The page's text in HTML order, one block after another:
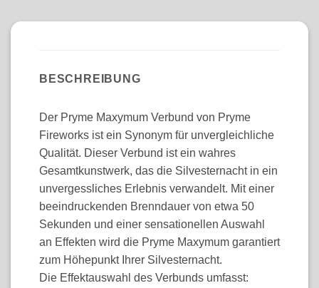
BESCHREIBUNG
Der Pryme Maxymum Verbund von Pryme
Fireworks ist ein Synonym für unvergleichliche
Qualität. Dieser Verbund ist ein wahres
Gesamtkunstwerk, das die Silvesternacht in ein
unvergessliches Erlebnis verwandelt. Mit einer
beeindruckenden Brenndauer von etwa 50
Sekunden und einer sensationellen Auswahl
an Effekten wird die Pryme Maxymum garantiert
zum Höhepunkt Ihrer Silvesternacht.
Die Effektauswahl des Verbunds umfasst: